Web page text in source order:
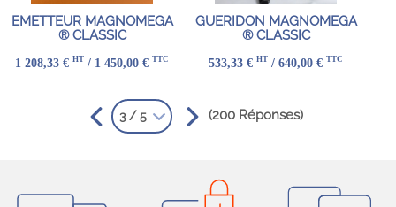
EMETTEUR MAGNOMEGA
® CLASSIC
1 208,33 € HT / 1 450,00 € TTC
GUERIDON MAGNOMEGA
® CLASSIC
533,33 € HT / 640,00 € TTC
3 / 5 (200 Réponses)